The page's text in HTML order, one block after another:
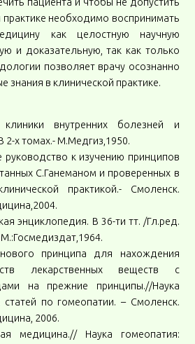
практике необходимо воспринимать
как целостную научную
и доказательную, так как только
позволяет врачу осознанно
знания в клинической практике.
внутренних болезней и
2-х томах.- М.Медгиз,1950.
руководство к изучению принципов
С.Ганеманом и проверенных в
практикой.- Смоленск.
энциклопедия. В 36-ти тт. /Гл.ред.
принципа для нахождения
лекарственных веществ с
на прежние принципы.//Наука
статей по гомеопатии. – Смоленск.
2006.
медицина.// Наука гомеопатия: